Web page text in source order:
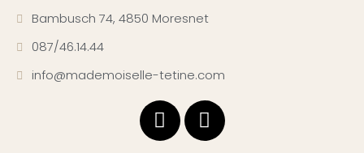
Bambusch 74, 4850 Moresnet
087/46.14.44
info@mademoiselle-tetine.com